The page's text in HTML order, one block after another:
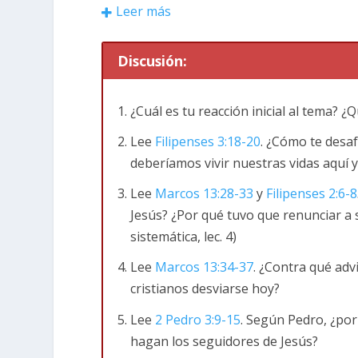
Jesus no les da una fecha a sus
vivir una vida que agrade a Dios. De esto
tiempo se acabaría?Para nosotros, los
como si el tiempo nunca se acabará .
Filipenses 3:18-20 (NTV) Pues ya les
la destrucción. Su dios es su propio
terrenal. En cambio, nosotros somos
mucho anhelo que él regrese como nuestro
Mas vivir como si no habrá un fin y como
objetivo de llegar hasta el final donde
Leer más
Discusión:
¿Cuál es tu reacción inicial al tema?
Lee Filipenses 3:18-20. ¿Cómo te
deberíamos vivir nuestras vidas aquí
Lee Marcos 13:28-33 y Filipenses 2:6-8
Jesús? ¿Por qué tuvo que renunciar
sistemática, lec. 4)
Lee Marcos 13:34-37. ¿Contra qué
cristianos desviarse hoy?
Lee 2 Pedro 3:9-15. Según Pedro,
hagan los seguidores de Jesús?